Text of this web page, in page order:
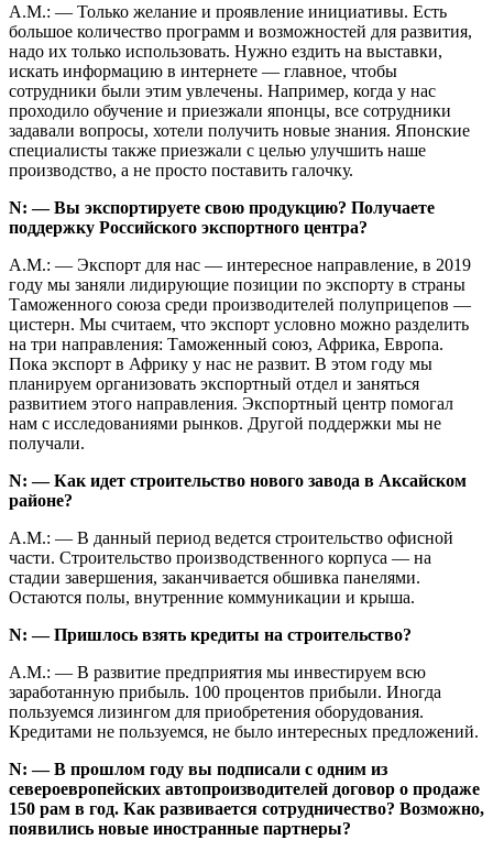
А.М.: — Только желание и проявление инициативы. Есть
большое количество программ и возможностей для развития,
надо их только использовать. Нужно ездить на выставки,
искать информацию в интернете — главное, чтобы
сотрудники были этим увлечены. Например, когда у нас
проходило обучение и приезжали японцы, все сотрудники
задавали вопросы, хотели получить новые знания. Японские
специалисты также приезжали с целью улучшить наше
производство, а не просто поставить галочку.
N: — Вы экспортируете свою продукцию? Получаете
поддержку Российского экспортного центра?
А.М.: — Экспорт для нас — интересное направление, в 2019
году мы заняли лидирующие позиции по экспорту в страны
Таможенного союза среди производителей полуприцепов —
цистерн. Мы считаем, что экспорт условно можно разделить
на три направления: Таможенный союз, Африка, Европа.
Пока экспорт в Африку у нас не развит. В этом году мы
планируем организовать экспортный отдел и заняться
развитием этого направления. Экспортный центр помогал
нам с исследованиями рынков. Другой поддержки мы не
получали.
N: — Как идет строительство нового завода в Аксайском
районе?
А.М.: — В данный период ведется строительство офисной
части. Строительство производственного корпуса — на
стадии завершения, заканчивается обшивка панелями.
Остаются полы, внутренние коммуникации и крыша.
N: — Пришлось взять кредиты на строительство?
А.М.: — В развитие предприятия мы инвестируем всю
заработанную прибыль. 100 процентов прибыли. Иногда
пользуемся лизингом для приобретения оборудования.
Кредитами не пользуемся, не было интересных предложений.
N: — В прошлом году вы подписали с одним из
североевропейских автопроизводителей договор о продаже
150 рам в год. Как развивается сотрудничество? Возможно,
появились новые иностранные партнеры?